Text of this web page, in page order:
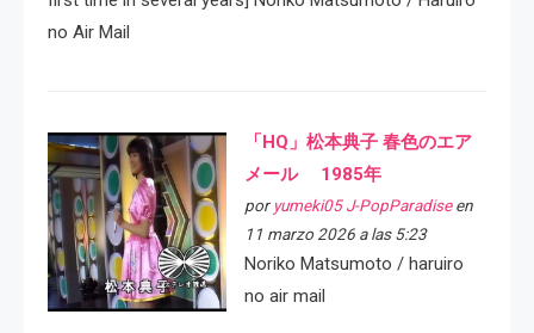
no Air Mail
「HQ」松本典子 春色のエア
メール 1985年
por yumeki05 J-PopParadiseen
11 marzo 2026 a las 5:23
Noriko Matsumoto / haruiro
no air mail